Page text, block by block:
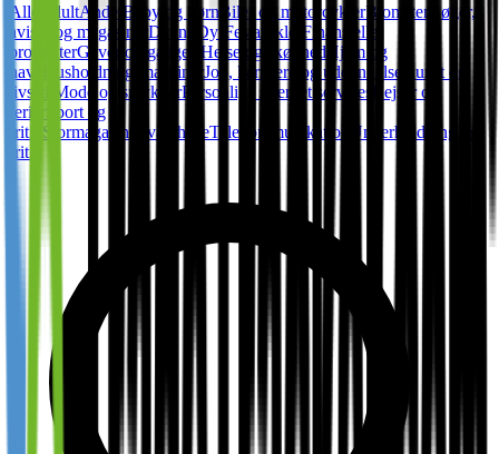
Alle AdultAndet Baby og børn Biler og motorcyklerBlomster
Bøger,
aviser og magasiner Dating Dyr Festartikler
Finansielle
produkterGaver og gadgets Helse og skønhed Hjem og
have
HusholdningsmaskinerJob, karrriere og uddannelse
Kunst og
livsstil
Mode og smykkerPersonlige internet services
Rejser og
ferier Sport og
fritid Stormagasiner/varehuseTelekommunikation
Underholdning og
fritid